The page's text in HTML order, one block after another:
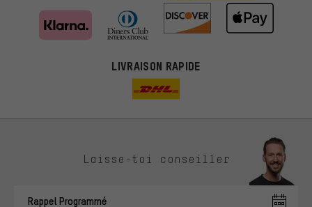
LIVRAISON RAPIDE
Laisse-toi conseiller
Rappel Programmé
Des offres plus adaptées
Au lieu de pubs au hasard, nous afficherons des offres plus
intérêts et à te présenter des offres et des conseils sur mesure.